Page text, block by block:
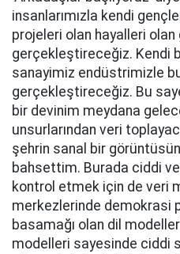
insanlarımızla kendi
projeleri olan hayalleri
gerçekleştireceğiz. Kendi
sanayimiz endüstrimizle
gerçekleştireceğiz. Bu
bir devinim meydana
unsurlarından veri
şehrin sanal bir
bahsettim. Burada ciddi
kontrol etmek için de veri
merkezlerinde demokrasi
basamağı olan dil
modelleri sayesinde ciddi